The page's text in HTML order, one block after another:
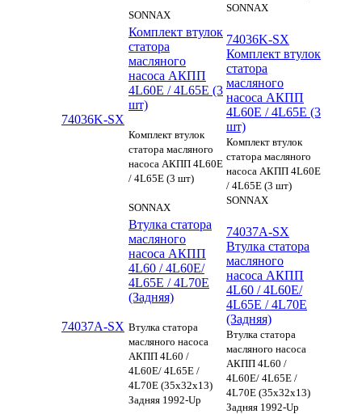
SONNAX
SONNAX
74036K-SX
Комплект втулок
статора
масляного
насоса АКПП
4L60E / 4L65E (3
шт)
Комплект втулок
статора масляного
насоса АКПП 4L60E
/ 4L65E (3 шт)
SONNAX
74036K-SX
Комплект втулок
статора
масляного
насоса АКПП
4L60E / 4L65E (3
шт)
Комплект втулок
статора масляного
насоса АКПП 4L60E
/ 4L65E (3 шт)
SONNAX
74037A-SX
Втулка статора
масляного
насоса АКПП
4L60 / 4L60E/
4L65E / 4L70E
(Задняя)
Втулка статора
масляного насоса
АКПП 4L60 /
4L60E/ 4L65E /
4L70E (35x32x13)
Задняя 1992-Up
74037A-SX
Втулка статора
масляного
насоса АКПП
4L60 / 4L60E/
4L65E / 4L70E
(Задняя)
Втулка статора
масляного насоса
АКПП 4L60 /
4L60E/ 4L65E /
4L70E (35x32x13)
Задняя 1992-Up